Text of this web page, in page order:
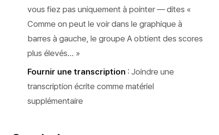
vous fiez pas uniquement à pointer — dites «
Comme on peut le voir dans le graphique à
barres à gauche, le groupe A obtient des scores
plus élevés… »
Fournir une transcription : Joindre une
transcription écrite comme matériel
supplémentaire